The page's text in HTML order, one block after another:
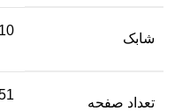
شابک
تعداد صفحه